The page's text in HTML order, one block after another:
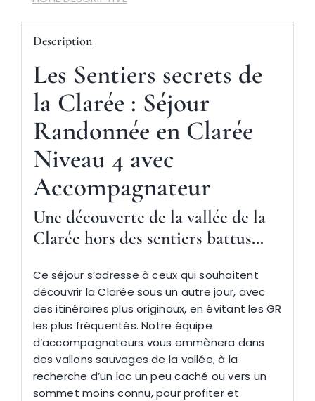
Description
Les Sentiers secrets de
la Clarée : Séjour
Randonnée en Clarée
Niveau 4 avec
Accompagnateur
Une découverte de la vallée de la
Clarée hors des sentiers battus…
Ce séjour s’adresse à ceux qui souhaitent
découvrir la Clarée sous un autre jour, avec
des itinéraires plus originaux, en évitant les GR
les plus fréquentés. Notre équipe
d’accompagnateurs vous emmènera dans
des vallons sauvages de la vallée, à la
recherche d’un lac un peu caché ou vers un
sommet moins connu, pour profiter et